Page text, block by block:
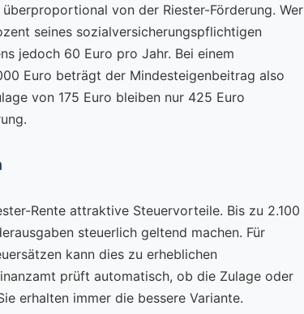
von der Riester-Förderung. Wer
seines sozialversicherungspflichtigen
jedoch 60 Euro pro Jahr. Bei einem
Euro beträgt der Mindesteigenbeitrag also
von 175 Euro bleiben nur 425 Euro
Rente attraktive Steuervorteile. Bis zu 2.100
steuerlich geltend machen. Für
kann dies zu erheblichen
prüft automatisch, ob die Zulage oder
erhalten immer die bessere Variante.